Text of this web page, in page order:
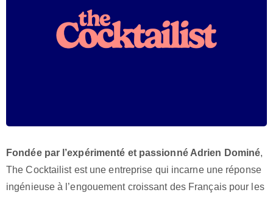
Fondée par l’expérimenté et passionné Adrien Dominé,
The Cocktailist est une entreprise qui incarne une réponse
ingénieuse à l’engouement croissant des Français pour les